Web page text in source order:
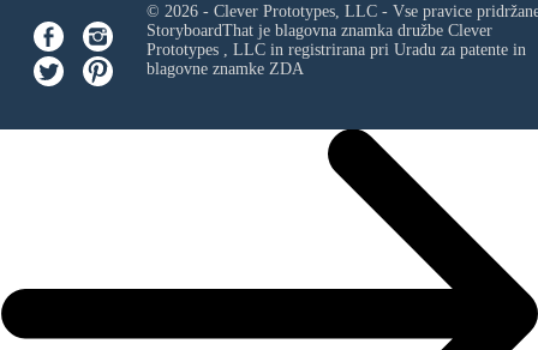
© 2026 - Clever Prototypes, LLC - Vse pravice
StoryboardThat je blagovna znamka družbe Clever
Prototypes , LLCin registrirana pri Uradu za patente in
blagovne znamke ZDA